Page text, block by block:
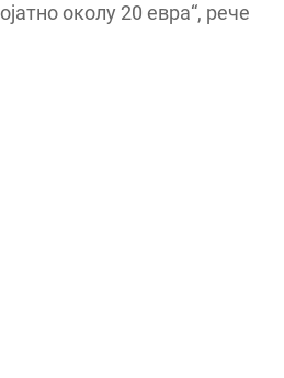
околу 20 евра“, рече